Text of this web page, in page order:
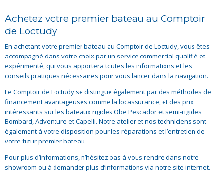
Achetez votre premier bateau au Comptoir
de Loctudy
En achetant votre premier bateau au Comptoir de Loctudy, vous êtes
accompagné dans votre choix par un service commercial qualifié et
expérimenté, qui vous apportera toutes les informations et les
conseils pratiques nécessaires pour vous lancer dans la navigation.
Le Comptoir de Loctudy se distingue également par des méthodes de
financement avantageuses comme la locassurance, et des prix
intéressants sur les bateaux rigides Obe Pescador et semi-rigides
Bombard, Adventure et Capelli. Notre atelier et nos techniciens sont
également à votre disposition pour les réparations et l’entretien de
votre futur premier bateau.
Pour plus d’informations, n’hésitez pas à vous rendre dans notre
showroom ou à demander plus d’informations via notre site internet.